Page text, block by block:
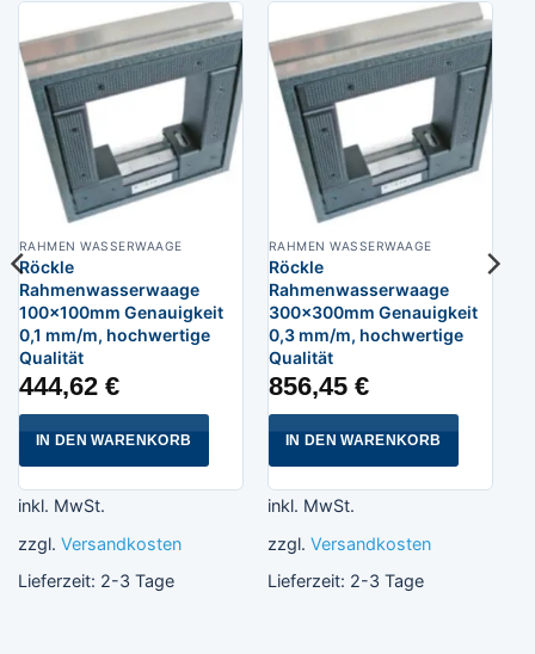
RAHMEN WASSERWAAGE
Röckle
Rahmenwasserwaage
100x100mm Genauigkeit
0,1 mm/m, hochwertige
Qualität
444,62 €
IN DEN WARENKORB
inkl. MwSt.
zzgl. Versandkosten
Lieferzeit: 2-3 Tage
RAHMEN WASSERWAAGE
Röckle
Rahmenwasserwaage
300x300mm Genauigkeit
0,3 mm/m, hochwertige
Qualität
856,45 €
IN DEN WARENKORB
inkl. MwSt.
zzgl. Versandkosten
Lieferzeit: 2-3 Tage